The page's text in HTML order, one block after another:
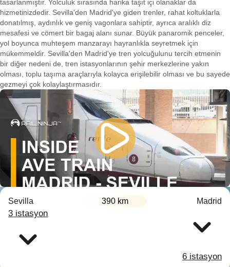
tasarlanmıştır. Yolculuk sırasında harika taşıt içi olanaklar da
hizmetinizdedir. Sevilla'den Madrid'ye giden trenler, rahat koltuklarla
donatılmış, aydınlık ve geniş vagonlara sahiptir, ayrıca aralıklı diz
mesafesi ve cömert bir bagaj alanı sunar. Büyük panaromik penceler,
yol boyunca muhteşem manzarayı hayranlıkla seyretmek için
mükemmeldir. Sevilla'den Madrid'ye tren yolcuğulunu tercih etmenin
bir diğer nedeni de, tren istasyonlarının şehir merkezlerine yakın
olması, toplu taşıma araçlarıyla kolayca erişilebilir olması ve bu sayede
gezmeyi çok kolaylaştırmasıdır.
Sevilla 390 km Madrid
3 istasyon
6 istasyon